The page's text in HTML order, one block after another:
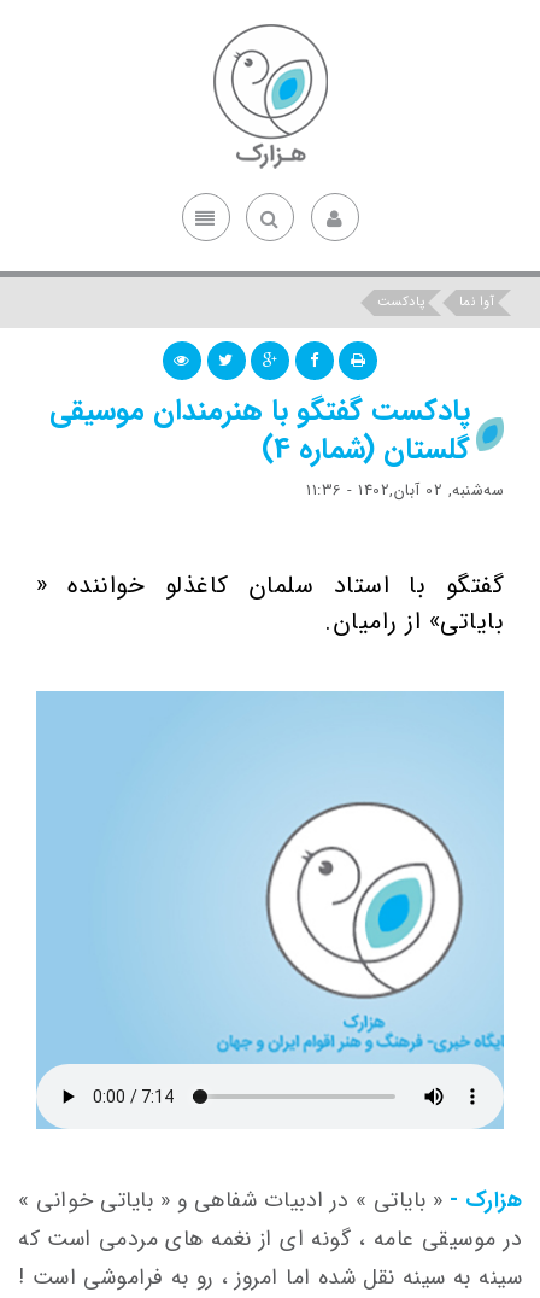
آوا نما پادکست
پادکست گفتگو با هنرمندان موسیقی
گلستان (شماره 4)
ﺳﻪشنبه, 02 آبان,1402 - 11:36
گفتگو با استاد سلمان کاغذلو خواننده «
بایاتی» از رامیان.
هزارک - « بایاتی » در ادبیات شفاهی و « بایاتی خوانی »
در موسیقی عامه ، گونه ای از نغمه های مردمی است که
سینه به سینه نقل شده اما امروز ، رو به فراموشی است !